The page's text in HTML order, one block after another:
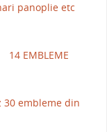
panoplie etc
14 EMBLEME
embleme din